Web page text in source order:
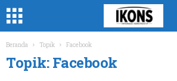
Beranda Topik Facebook
Topik: Facebook